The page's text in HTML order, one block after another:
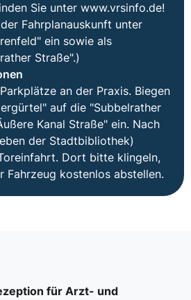
Sie unter www.vrsinfo.de!
Fahrplanauskunft unter
ein sowie als
Straße".)
an der Praxis. Biegen
auf die "Subbelrather
Kanal Straße" ein. Nach
der Stadtbibliothek)
Dort bitte klingeln,
Fahrzeug kostenlos abstellen.
für Arzt- und